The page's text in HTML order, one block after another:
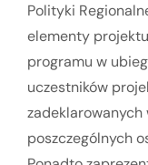
Polityki
elementy
programu w
uczestników
poszczególnych